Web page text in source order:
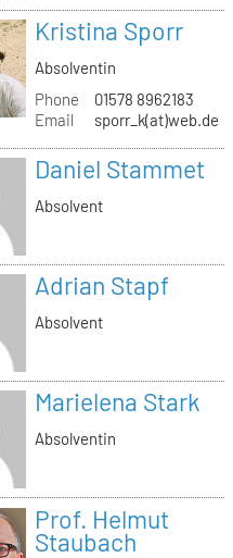
Kristina Sporr
Absolventin
Phone
01578 8962183
Email
sporr_k(at)web.de
Daniel Stammet
Absolvent
Adrian Stapf
Absolvent
Marielena Stark
Absolventin
Prof. Helmut
Staubach